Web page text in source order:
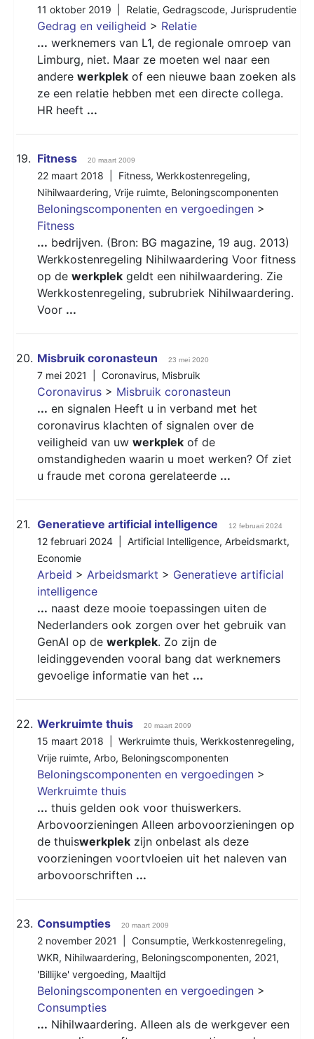
11 oktober 2019 | Relatie, Gedragscode, Jurisprudentie
Gedrag en veiligheid > Relatie
... werknemers van L1, de regionale omroep van
Limburg, niet. Maar ze moeten wel naar een
andere werkplek of een nieuwe baan zoeken als
ze een relatie hebben met een directe collega.
HR heeft ...
19. Fitness 20 maart 2009
22 maart 2018 | Fitness, Werkkostenregeling,
Nihilwaardering, Vrije ruimte, Beloningscomponenten
Beloningscomponenten en vergoedingen >
Fitness
... bedrijven. (Bron: BG magazine, 19 aug. 2013)
Werkkostenregeling Nihilwaardering Voor fitness
op de werkplek geldt een nihilwaardering. Zie
Werkkostenregeling, subrubriek Nihilwaardering.
Voor ...
20. Misbruik coronasteun 23 mei 2020
7 mei 2021 | Coronavirus, Misbruik
Coronavirus > Misbruik coronasteun
... en signalen Heeft u in verband met het
coronavirus klachten of signalen over de
veiligheid van uw werkplek of de
omstandigheden waarin u moet werken? Of ziet
u fraude met corona gerelateerde ...
21. Generatieve artificial intelligence 12 februari 2024
12 februari 2024 | Artificial Intelligence, Arbeidsmarkt,
Economie
Arbeid > Arbeidsmarkt > Generatieve artificial
intelligence
... naast deze mooie toepassingen uiten de
Nederlanders ook zorgen over het gebruik van
GenAI op de werkplek. Zo zijn de
leidinggevenden vooral bang dat werknemers
gevoelige informatie van het ...
22. Werkruimte thuis 20 maart 2009
15 maart 2018 | Werkruimte thuis, Werkkostenregeling,
Vrije ruimte, Arbo, Beloningscomponenten
Beloningscomponenten en vergoedingen >
Werkruimte thuis
... thuis gelden ook voor thuiswerkers.
Arbovoorzieningen Alleen arbovoorzieningen op
de thuiswerkplek zijn onbelast als deze
voorzieningen voortvloeien uit het naleven van
arbovoorschriften ...
23. Consumpties 20 maart 2009
2 november 2021 | Consumptie, Werkkostenregeling,
WKR, Nihilwaardering, Beloningscomponenten, 2021,
'Billijke' vergoeding, Maaltijd
Beloningscomponenten en vergoedingen >
Consumpties
... Nihilwaardering. Alleen als de werkgever een